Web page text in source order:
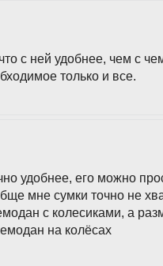
с ней удобнее, чем с
только и все.
удобнее, его можно
мне сумки точно не
с колесиками, а
на колёсах